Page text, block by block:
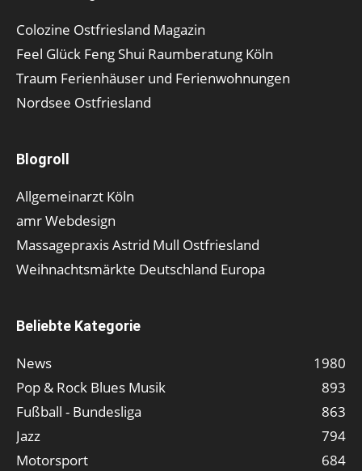
Colozine Ostfriesland Magazin
Feel Glück Feng Shui Raumberatung Köln
Traum Ferienhäuser und Ferienwohnungen
Nordsee Ostfriesland
Blogroll
Allgemeinarzt Köln
amr Webdesign
Massagepraxis Astrid Mull Ostfriesland
Weihnachtsmärkte Deutschland Europa
Beliebte Kategorie
News
1980
Pop & Rock Blues Musik
893
Fußball - Bundesliga
863
Jazz
794
Motorsport
684